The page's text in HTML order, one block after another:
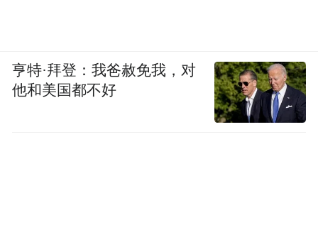
亨特·拜登：我爸赦免我，对
他和美国都不好